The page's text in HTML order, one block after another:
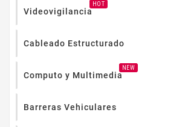
Videovigilancia
HOT
Cableado Estructurado
Computo y Multimedia
NEW
Barreras Vehiculares